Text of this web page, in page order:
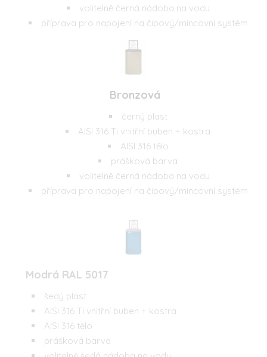
volitelně černá nádoba na vodu
příprava pro napojení na čipový/mincovní systém
Bronzová
černý plast
AISI 316 Ti vnitřní buben + kostra
AISI 316 tělo
prášková barva
volitelně černá nádoba na vodu
příprava pro napojení na čipový/mincovní systém
Modrá RAL 5017
šedý plast
AISI 316 Ti vnitřní buben + kostra
AISI 316 tělo
prášková barva